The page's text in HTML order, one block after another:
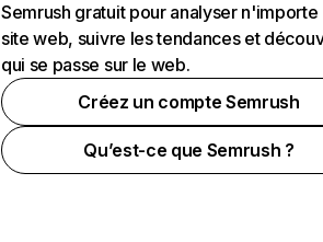
Semrush gratuit pour analyser n'importe
site web, suivre les tendances et
qui se passe sur le web.
Créez un compte Semrush
Qu’est-ce que Semrush ?